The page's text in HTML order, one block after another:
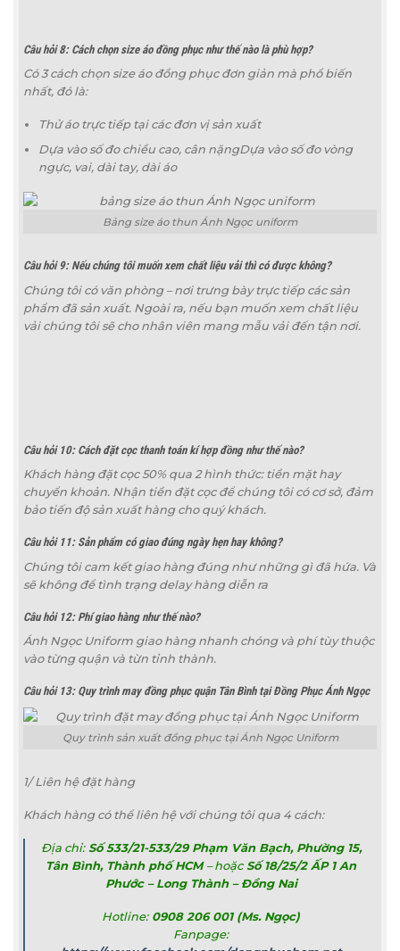
Câu hỏi 8: Cách chọn size áo đồng phục như thế nào là phù hợp?
Có 3 cách chọn size áo đồng phục đơn giản mà phổ biến
nhất, đó là:
Thử áo trực tiếp tại các đơn vị sản xuất
Dựa vào số đo chiều cao, cân nặngDựa vào số đo vòng
ngực, vai, dài tay, dài áo
Bảng size áo thun Ánh Ngọc uniform
Câu hỏi 9: Nếu chúng tôi muốn xem chất liệu vải thì có được không?
Chúng tôi có văn phòng – nơi trưng bày trực tiếp các sản
phẩm đã sản xuất. Ngoài ra, nếu bạn muốn xem chất liệu
vải chúng tôi sẽ cho nhân viên mang mẫu vải đến tận nơi.
Câu hỏi 10: Cách đặt cọc thanh toán kí hợp đồng như thế nào?
Khách hàng đặt cọc 50% qua 2 hình thức: tiền mặt hay
chuyển khoản. Nhận tiền đặt cọc để chúng tôi có cơ sở, đảm
bảo tiến độ sản xuất hàng cho quý khách.
Câu hỏi 11: Sản phẩm có giao đúng ngày hẹn hay không?
Chúng tôi cam kết giao hàng đúng như những gì đã hứa. Và
sẽ không để tình trạng delay hàng diễn ra
Câu hỏi 12: Phí giao hàng như thế nào?
Ánh Ngọc Uniform giao hàng nhanh chóng và phí tùy thuộc
vào từng quận và từn tỉnh thành.
Câu hỏi 13: Quy trình may đồng phục quận Tân Bình tại Đồng Phục Ánh Ngọc
Quy trình sản xuất đồng phục tại Ánh Ngọc Uniform
1/ Liên hệ đặt hàng
Khách hàng có thể liên hệ với chúng tôi qua 4 cách:
Địa chỉ:Số 533/21-533/29 Phạm Văn Bạch, Phường 15,
Tân Bình, Thành phố HCM– hoặcSố 18/25/2 ẤP 1 An
Phước – Long Thành – Đồng Nai
Hotline:0908 206 001 (Ms. Ngọc)
Fanpage: